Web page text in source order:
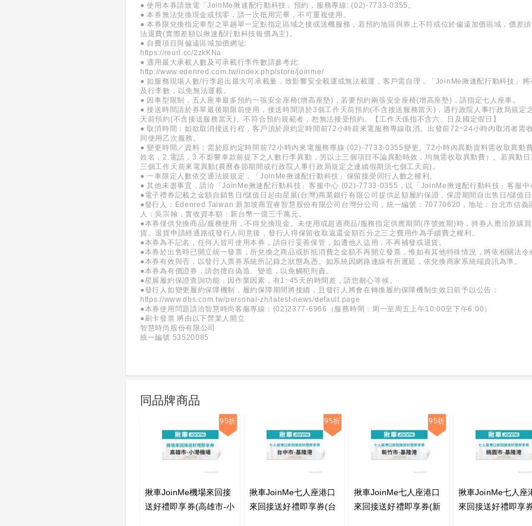
● 使用本券請致電「JoinMe揪速配行動科技」預約，服務專線: (02)-7733-0355。
● 本券無法兌換現金或找零，請一次抵用完畢，不可重複使用。
● 本券限兌換指定車型之單趟單一定點指定區域之接或送機服務，若預約地區與券上不符或位於偏遠加價區域，價差
法退費(實際差額以揪速配行動科技報價為主)。
● 自費項目與偏遠區域加價網址:
https://reurl.cc/2zkKNa
● 適用最大承載人數及可承載行李件數請參考此:
http://www.edenred.com.tw/index.php/store/joinme/
● 如服務現場人數/行李超出最大可承載量，致影響安全載運或無法載運，客戶需自理，「JoinMe揪速配行動科技」
及行李數，以免無法運載。
● 因車型限制，五人座車最多預約一張安全座椅(增高座墊)，若要預約兩張安全座椅(增高座墊)，請指定七人座車。
● 接送時間請於券單最後期限前使用，接送時間須於3個工作天前預約(不含接送服務當天)，遇行政院人事行政局規定
天前預約(不含接送服務當天)。不符合預約規範者，恕無法接受預約。【工作天係指不含六、日及國定假日】
● 取消時間：如欲取消接送行程，客戶須於原約定時間前72小時前來電服務專線取消。出發前72~24小時內取消者需
同使用乙次服務。
● 變更時間／資料：需於原約定時間前72小時內來電服務專線 (02)-7733-0355變更。72小時內異動資料需收取異動
姓名，2.電話，3.不影響車款前提下之人數行李異動，另以上三個項目不論異動時效，均無需收取異動費）。若異動
三個工作天前來電異動(農曆春節期間或行政院人事行政局規定之連續假期須七個工天前)。
● 一車限定人數依交通法規規定，「JoinMe揪速配行動科技」保留接受同行人數之權利。
● 其他未盡事宜，請洽「JoinMe揪速配行動科技」客服中心 (02)-7733-0355，以「JoinMe揪速配行動科技」客服中
●電子禮券記載之金額自銷售日/儲值日起由星展(台灣)商業銀行有限公司提供足額履約保證，保證期間自出售日/儲值
●發行人：Edenred Taiwan 新加坡商宜睿智慧股份有限公司台灣分公司，統一編號：70770620，地址：台北市信
人：吳宗翰，實收資本額：新台幣一億三千萬元。
●本券僅供兌換商品/服務使用，不得兌換現金。未使用或超過商品/服務指定供應期間(序號效期)時，持券人應洽原購
貨。退貨申請經通路或發行人同意後，發行人得保留收取返還金額百分之三之費用作為手續費之權利。
●本券為不記名，任何人皆可使用本券，請自行妥善保管，如遭他人盜用，不再補發或退貨。
●本券於出售時已開立統一發票，所兌換之商品或折抵消費之金額不再開立發票，惟如有其他特殊情況，將依相關法令
●本券有效與否，以發行人票券系統所記錄之狀態為憑。如系統因網路連線有所遲延，依兌換商家系統端資訊為準。
●本券為有價證券，請勿擅自偽造、變造，以免觸犯刑責。
●星展履約保證查詢功能，因作業因素，有1~45天的時間差，請您耐心等候。
●發行人如變更履約保障機制，履約保障期間將接續，且發行人將會在轉換履約保障機制生效日前予以公告：
https://www.dbs.com.tw/personal-zh/latest-news/default.page
●本券使用問題請洽智慧時尚客服專線：(02)2377-6966（服務時間：周一至周五上午10:00至下午6:00）
●刷卡發票 將由以下營業人開立
智慧時尚股份有限公司
統一編號 53520085
同品牌商品
95折
揪車JoinMe機場來回接
送好禮即享券(高雄市-小
95折
揪車JoinMe七人座港口
來回接送好禮即享券(台
95折
揪車JoinMe七人座港口
來回接送好禮即享券(新
揪車JoinMe七人座
來回接送好禮即享